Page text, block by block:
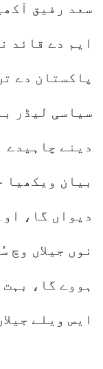
سعد رفیق
ایم دے قائد
پاکستان دے
سیاسی لیڈر
دینے چاہیدے
بیان ویکھیا
دیواں گا،
نوں جیلاں
ہووے گا،
ایس ویلے